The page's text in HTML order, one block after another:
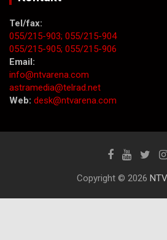
Tel/fax:
055/215-903; 055/215-904
055/215-905; 055/215-906
Email:
info@ntvarena.com
astramedia@telrad.net
Web: desk@ntvarena.com
Copyright © 2026